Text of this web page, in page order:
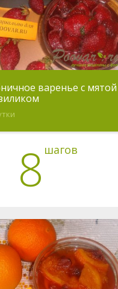
варенье с мятой
8 шагов